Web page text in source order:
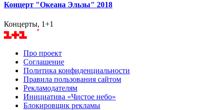
Концерт "Океана Эльзы" 2018
Концерты, 1+1
Про проект
Соглашение
Политика конфиденциальности
Правила пользования сайтом
Рекламодателям
Инициатива «Чистое небо»
Блокировщик рекламы